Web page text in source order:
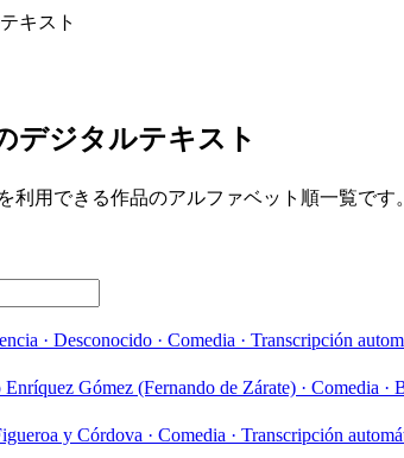
キスト
デジタルテキスト
利用できる作品のアルファベット順一覧で
· Desconocido · Comedia · Transcripción
Gómez (Fernando de Zárate) · Comedia ·
y Córdova · Comedia · Transcripción